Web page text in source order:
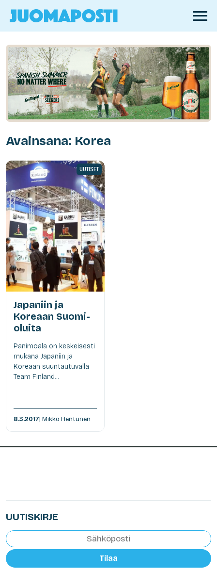
Avainsana: Korea
UUTISET
Japaniin ja
Koreaan Suomi-
oluita
Panimoala on keskeisesti
mukana Japaniin ja
Koreaan suuntautuvalla
Team Finland...
8.3.2017| Mikko Hentunen
UUTISKIRJE
Tilaa